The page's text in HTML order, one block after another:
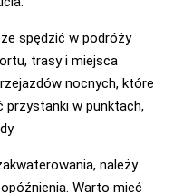
spędzić w podróży
trasy i miejsca
nocnych, które
przystanki w punktach,
należy
Warto mieć